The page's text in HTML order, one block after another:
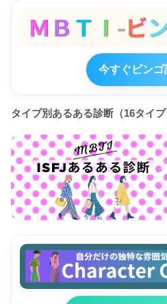
今すぐビンゴ
タイプ別あるある診断（16タイプ